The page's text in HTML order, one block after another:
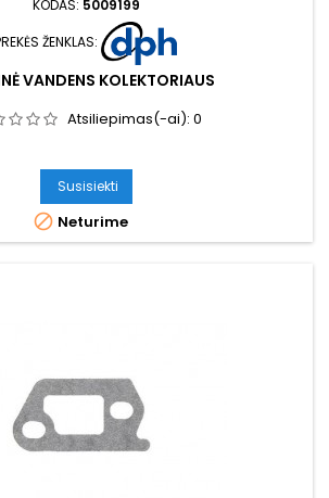
KODAS: 5009199
ŽENKLAS:
VANDENS KOLEKTORIAUS
Atsiliepimas(-ai): 0
Susisiekti
 Neturime